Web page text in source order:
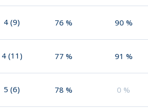
4 (9) 76 % 90 %
4 (11) 77 % 91 %
5 (6) 78 % 0 %